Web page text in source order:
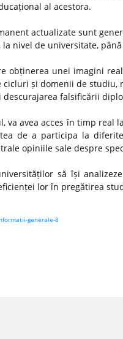
al acestora.
actualizate sunt
nivel de universitate,
obținerea unei imagini
și domenii de
falsificării
va avea acces în timp
de a participa la
opiniile sale despre
să își
lor în pregătirea
generale-8